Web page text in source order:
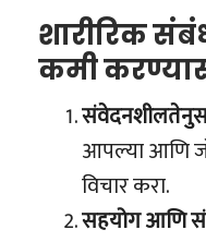
शारीरिक
कमी
आपल्या आणि
विचार करा.
सहयोग आणि